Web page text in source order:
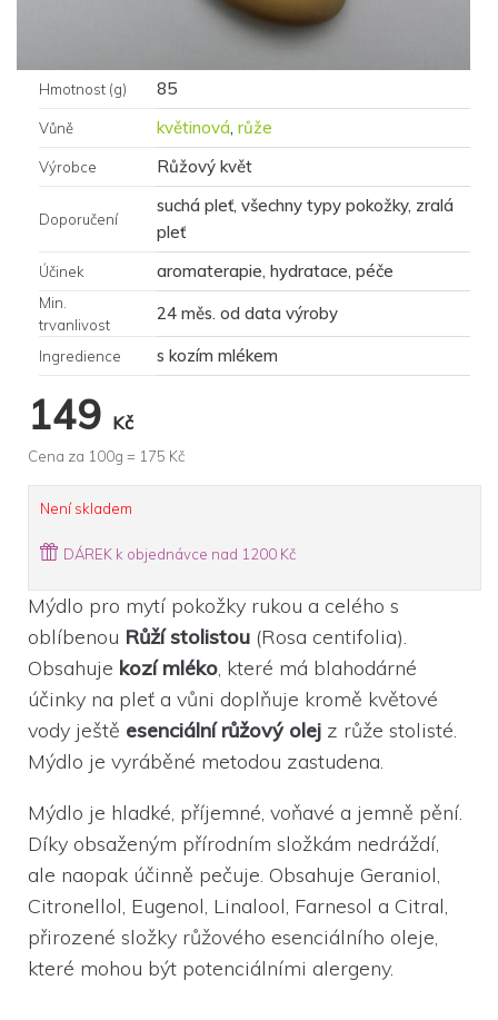
Mýdlo pro mytí pokožky rukou a celého s
oblíbenou Růží stolistou (Rosa centifolia).
Obsahuje kozí mléko , které má blahodárné
účinky na pleť a vůni doplňuje kromě květové
vody ještě esenciální růžový olej z růže stolisté.
Mýdlo je vyráběné metodou zastudena.
Mýdlo je hladké, příjemné, voňavé a jemně pění.
Díky obsaženým přírodním složkám nedráždí,
ale naopak účinně pečuje. Obsahuje Geraniol,
Citronellol, Eugenol, Linalool, Farnesol a Citral,
přirozené složky růžového esenciálního oleje,
které mohou být potenciálními alergeny.
Hmotnost (g) 85
Vůně květinová, růže
Výrobce Růžový květ
Doporučení
suchá pleť, všechny typy pokožky, zralá
pleť
Účinek aromaterapie, hydratace, péče
Min.
trvanlivost
24 měs. od data výroby
Ingredience s kozím mlékem
149 Kč
Cena za 100g = 175 Kč
Není skladem
DÁREK k objednávce nad 1200 Kč